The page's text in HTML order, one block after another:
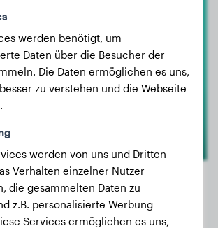
Schira
werden benötigt, um
Daten über die Besucher der
Die Daten ermöglichen es uns,
zu verstehen und die Webseite
werden von uns und Dritten
Verhalten einzelner Nutzer
die gesammelten Daten zu
z.B. personalisierte Werbung
Services ermöglichen es uns,